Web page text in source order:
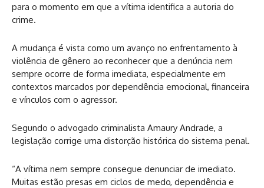
para o momento em que a vítima identifica a autoria do
crime.
A mudança é vista como um avanço no enfrentamento à
violência de gênero ao reconhecer que a denúncia nem
sempre ocorre de forma imediata, especialmente em
contextos marcados por dependência emocional, financeira
e vínculos com o agressor.
Segundo o advogado criminalista Amaury Andrade, a
legislação corrige uma distorção histórica do sistema penal.
“A vítima nem sempre consegue denunciar de imediato.
Muitas estão presas em ciclos de medo, dependência e